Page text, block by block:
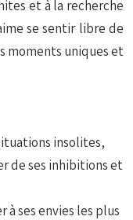
et à la recherche
se sentir libre de
moments uniques et
insolites,
de ses inhibitions et
à ses envies les plus